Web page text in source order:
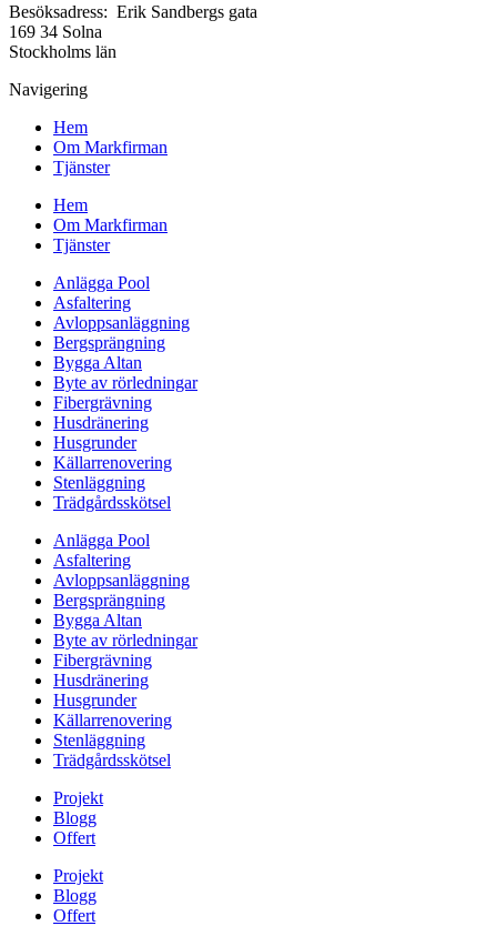
Besöksadress: Erik Sandbergs gata
169 34 Solna
Stockholms län
Navigering
Hem
Om Markfirman
Tjänster
Hem
Om Markfirman
Tjänster
Anlägga Pool
Asfaltering
Avloppsanläggning
Bergsprängning
Bygga Altan
Byte av rörledningar
Fibergrävning
Husdränering
Husgrunder
Källarrenovering
Stenläggning
Trädgårdsskötsel
Anlägga Pool
Asfaltering
Avloppsanläggning
Bergsprängning
Bygga Altan
Byte av rörledningar
Fibergrävning
Husdränering
Husgrunder
Källarrenovering
Stenläggning
Trädgårdsskötsel
Projekt
Blogg
Offert
Projekt
Blogg
Offert